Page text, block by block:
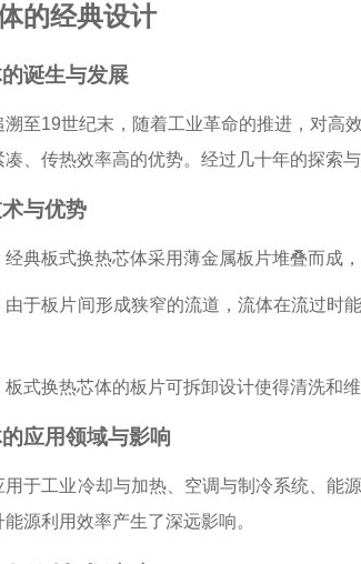
的经典设计
诞生与发展
溯至19世纪末，随着工业革命的推进，对高
、传热效率高的优势。经过几十年的探索
与优势
经典板式换热芯体采用薄金属板片堆叠而成
由于板片间形成狭窄的流道，流体在流过时
板式换热芯体的板片可拆卸设计使得清洗和
应用领域与影响
于工业冷却与加热、空调与制冷系统、能
源利用效率产生了深远影响。